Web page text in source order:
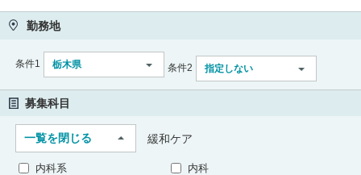
勤務地
条件1 栃木県 条件2 指定しない
募集科目
一覧を閉じる 緩和ケア
内科系 内科